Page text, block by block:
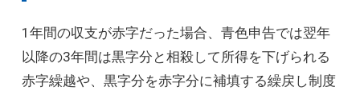
1年間の収支が赤字だった場合、青色申告では翌年
以降の3年間は黒字分と相殺して所得を下げられる
赤字繰越や、黒字分を赤字分に補填する繰戻し制度